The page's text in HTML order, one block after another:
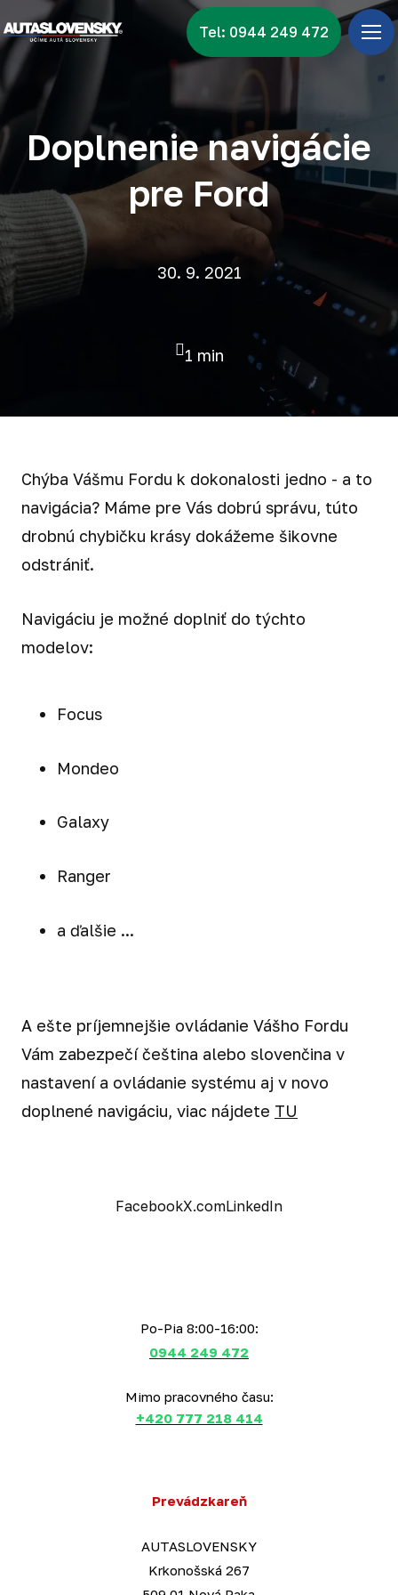
Tel: 0944 249 472
Doplnenie navigácie
pre Ford
30. 9. 2021
1 min
Chýba Vášmu Fordu k dokonalosti jedno - a to
navigácia? Máme pre Vás dobrú správu, túto
drobnú chybičku krásy dokážeme šikovne
odstrániť.
Navigáciu je možné doplniť do týchto
modelov:
Focus
Mondeo
Galaxy
Ranger
a ďalšie ...
A ešte príjemnejšie ovládanie Vášho Fordu
Vám zabezpečí čeština alebo slovenčina v
nastavení a ovládanie systému aj v novo
doplnené navigáciu, viac nájdete TU
FacebookX.comLinkedIn
Po-Pia 8:00-16:00:
0944 249 472
Mimo pracovného času:
+420 777 218 414
Prevádzkareň
AUTASLOVENSKY
Krkonošská 267